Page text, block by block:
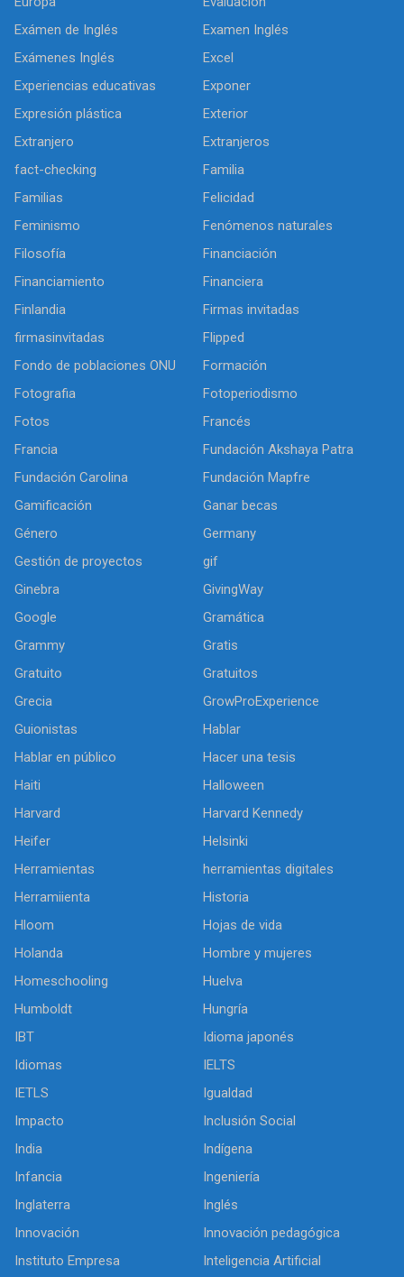
Exámen de Inglés
Examen Inglés
Exámenes Inglés
Excel
Experiencias educativas
Exponer
Expresión plástica
Exterior
Extranjero
Extranjeros
fact-checking
Familia
Familias
Felicidad
Feminismo
Fenómenos naturales
Filosofía
Financiación
Financiamiento
Financiera
Finlandia
Firmas invitadas
firmasinvitadas
Flipped
Fondo de poblaciones ONU
Formación
Fotografia
Fotoperiodismo
Fotos
Francés
Francia
Fundación Akshaya Patra
Fundación Carolina
Fundación Mapfre
Gamificación
Ganar becas
Género
Germany
Gestión de proyectos
gif
Ginebra
GivingWay
Google
Gramática
Grammy
Gratis
Gratuito
Gratuitos
Grecia
GrowProExperience
Guionistas
Hablar
Hablar en público
Hacer una tesis
Haiti
Halloween
Harvard
Harvard Kennedy
Heifer
Helsinki
Herramientas
herramientas digitales
Herramiienta
Historia
Hloom
Hojas de vida
Holanda
Hombre y mujeres
Homeschooling
Huelva
Humboldt
Hungría
IBT
Idioma japonés
Idiomas
IELTS
IETLS
Igualdad
Impacto
Inclusión Social
India
Indígena
Infancia
Ingeniería
Inglaterra
Inglés
Innovación
Innovación pedagógica
Instituto Empresa
Inteligencia Artificial